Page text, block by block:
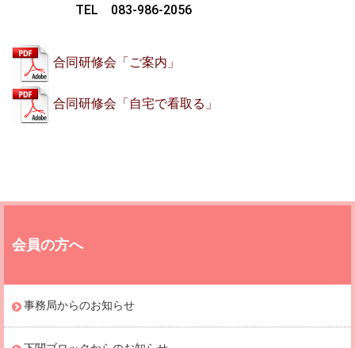
TEL 083-986-2056
合同研修会「ご案内」
合同研修会「自宅で看取る」
会員の方へ
事務局からのお知らせ